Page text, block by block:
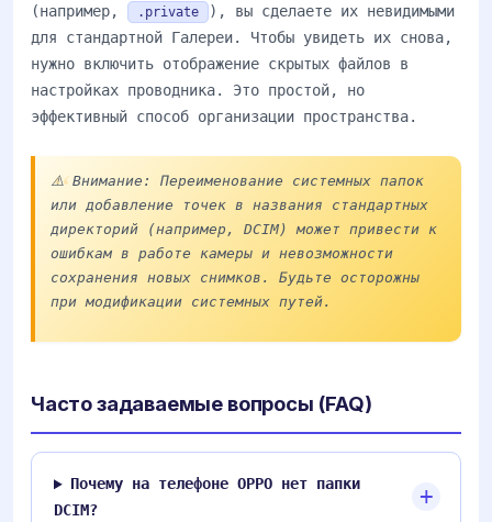
(например,
.private
), вы сделаете их невидимыми
для стандартной Галереи. Чтобы увидеть их снова,
нужно включить отображение скрытых файлов в
настройках проводника. Это простой, но
эффективный способ организации пространства.
⚠️ Внимание: Переименование системных папок
или добавление точек в названия стандартных
директорий (например, DCIM) может привести к
ошибкам в работе камеры и невозможности
сохранения новых снимков. Будьте осторожны
при модификации системных путей.
Часто задаваемые вопросы (FAQ)
Почему на телефоне OPPO нет папки
DCIM?